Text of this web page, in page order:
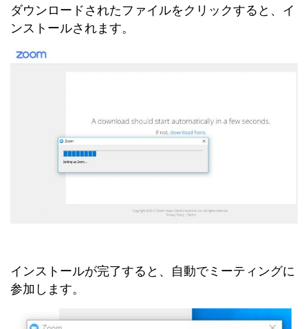
ダウンロードされたファイルをクリックすると、イ
ンストールされます。
インストールが完了すると、自動でミーティングに
参加します。